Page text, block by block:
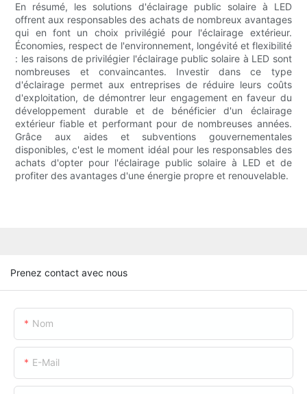
En résumé, les solutions d'éclairage public solaire à LED
offrent aux responsables des achats de nombreux avantages
qui en font un choix privilégié pour l'éclairage extérieur.
Économies, respect de l'environnement, longévité et flexibilité
: les raisons de privilégier l'éclairage public solaire à LED sont
nombreuses et convaincantes. Investir dans ce type
d'éclairage permet aux entreprises de réduire leurs coûts
d'exploitation, de démontrer leur engagement en faveur du
développement durable et de bénéficier d'un éclairage
extérieur fiable et performant pour de nombreuses années.
Grâce aux aides et subventions gouvernementales
disponibles, c'est le moment idéal pour les responsables des
achats d'opter pour l'éclairage public solaire à LED et de
profiter des avantages d'une énergie propre et renouvelable.
Prenez contact avec nous
Nom
E-Mail